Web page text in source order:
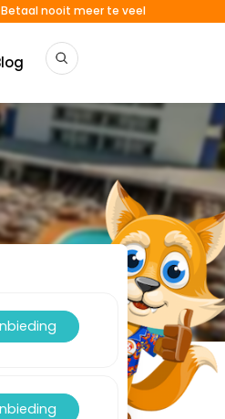
Betaal nooit meer te veel